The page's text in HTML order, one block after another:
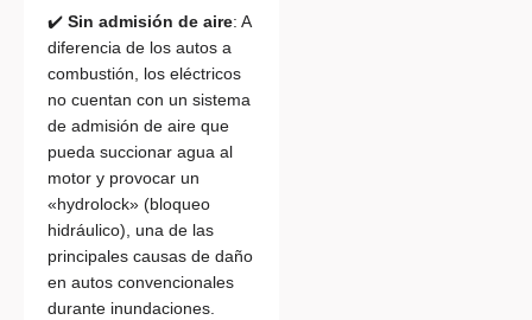
✔️ Sin admisión de aire: A
diferencia de los autos a
combustión, los eléctricos
no cuentan con un sistema
de admisión de aire que
pueda succionar agua al
motor y provocar un
«hydrolock» (bloqueo
hidráulico), una de las
principales causas de daño
en autos convencionales
durante inundaciones.